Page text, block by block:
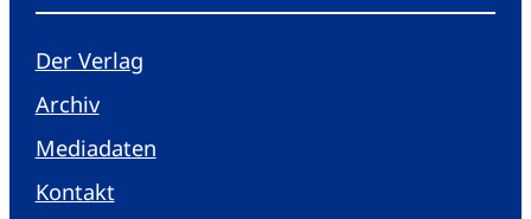
Der Verlag
Archiv
Mediadaten
Kontakt